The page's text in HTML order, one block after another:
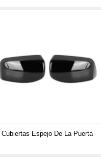
Cubiertas Espejo De La Puerta